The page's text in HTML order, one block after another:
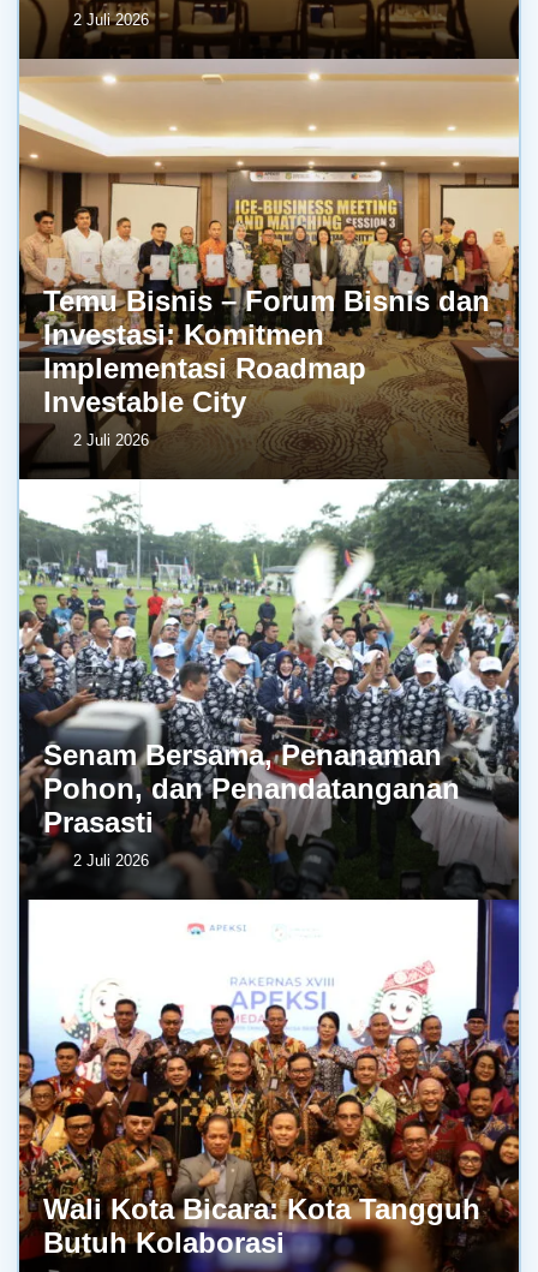
2 Juli 2026
Temu Bisnis – Forum Bisnis dan
Investasi: Komitmen
Implementasi Roadmap
Investable City
2 Juli 2026
Senam Bersama, Penanaman
Pohon, dan Penandatanganan
Prasasti
2 Juli 2026
Wali Kota Bicara: Kota Tangguh
Butuh Kolaborasi